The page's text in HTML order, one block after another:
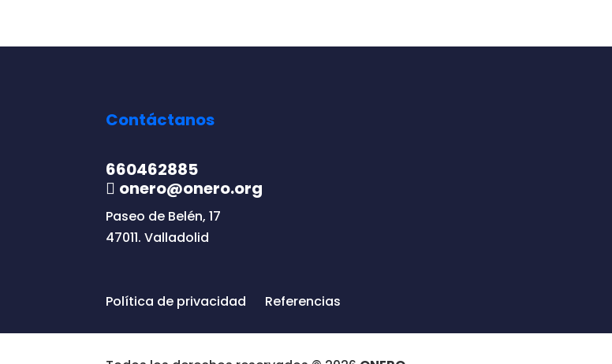
Contáctanos
660462885
onero@onero.org
Paseo de Belén, 17
47011. Valladolid
Política de privacidad Referencias